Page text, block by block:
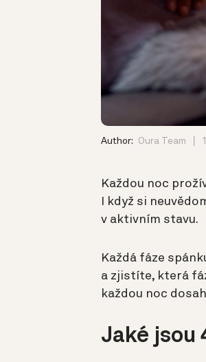
Author: Oura Team
Každou noc
I když si
v aktivním stavu.
Každá fáze
a zjistíte, která
každou noc
Jaké jsou